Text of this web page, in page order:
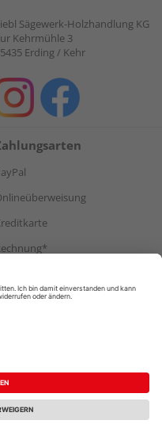
Sägewerk-Holzhandlung KG
Kehrmühle 3
Erding / Kehr
Datenschutz
Vertrag widerrufen